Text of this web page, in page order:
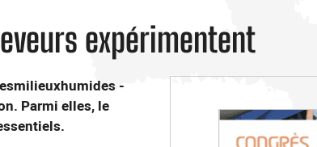
expérimentent
-
Parmi elles, le